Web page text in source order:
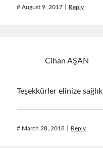
#August 9, 2017 Reply
Cihan AŞAN
Teşekkürler elinize sağlık
# March 28, 2018 Reply